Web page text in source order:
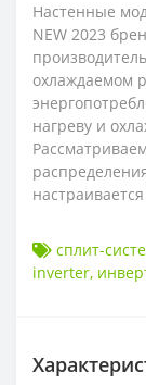
Настенные
NEW 2023
охлаждаемом
нагреву и
сплит-
inverter,